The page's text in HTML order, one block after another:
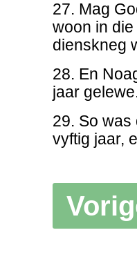
27. Mag
woon in
dienskneg
28. En
jaar
29. So
vyftig jaar,